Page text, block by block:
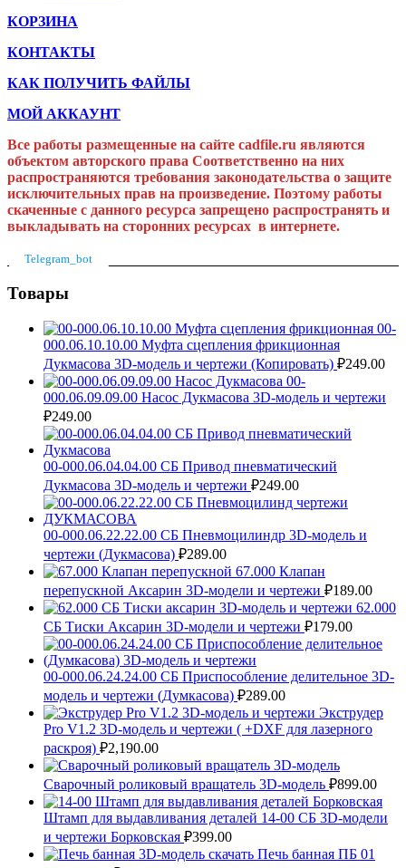
КОРЗИНА
КОНТАКТЫ
КАК ПОЛУЧИТЬ ФАЙЛЫ
МОЙ АККАУНТ
Все работы размещенные на сайте cadfile.ru являются
объектом авторского права Соответственно на них
распространяются требования законодательства о защите
исключительных прав на произведение. Поэтому работы
скаченные с данного ресурса запрещено распространять и
выкладывать на сторонних ресурсах в интернете.
Telegram_bot
Товары
00-
000.06.10.10.00 Муфта сцепления фрикционная
Дукмасова 3D-модель и чертежи (Копировать) ₽249.00
00-
000.06.09.09.00 Насос Дукмасова 3D-модель и чертежи
₽249.00
00-000.06.04.04.00 СБ Привод пневматический
Дукмасова 3D-модель и чертежи ₽249.00
00-000.06.22.22.00 СБ Пневмоцилиндр 3D-модель и
чертежи (Дукмасова) ₽289.00
67.000 Клапан
перепускной Аксарин 3D-модели и чертежи ₽189.00
62.000
СБ Тиски Аксарин 3D-модели и чертежи ₽179.00
00-000.06.24.24.00 СБ Приспособление делительное 3D-
модель и чертежи (Думкасова) ₽289.00
Экструдер
Pro V1.2 3D-модель и чертежи ( +DXF для лазерного
раскроя) ₽2,190.00
Сварочный роликовый вращатель 3D-модель ₽899.00
Штамп для выдавливания деталей 14-00 СБ 3D-модели
и чертежи Борковская ₽399.00
Печь банная ПБ 01